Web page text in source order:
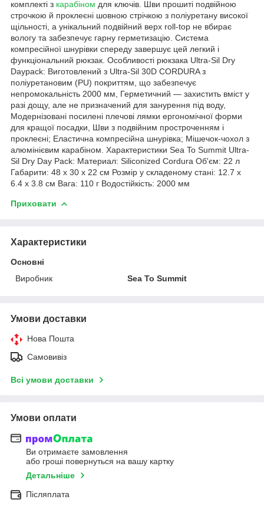
комплекті з карабіном для ключів. Шви прошиті подвійною
строчкою й проклеєні шовною стрічкою з поліуретану високої
щільності, а унікальний подвійний верх roll-top не вбирає
вологу та забезпечує гарну герметизацію. Система
компресійної шнурівки спереду завершує цей легкий і
функціональний рюкзак. Особливості рюкзака Ultra-Sil Dry
Daypack: Виготовлений з Ultra-Sil 30D CORDURA з
поліуретановим (PU) покриттям, що забезпечує
непромокальність 2000 мм, Герметичний — захистить вміст у
разі дощу, але не призначений для занурення під воду,
Модернізовані посилені плечові лямки ергономічної форми
для кращої посадки, Шви з подвійним простроченням і
проклеєні; Еластична компресійна шнурівка; Мішечок-чохол з
алюмінієвим карабіном. Характеристики Sea To Summit Ultra-
Sil Dry Day Pack: Материал: Siliconized Cordura Об'єм: 22 л
Габарити: 48 x 30 x 22 см Розмір у складеному стані: 12.7 x
6.4 x 3.8 см Вага: 110 г Водостійкість: 2000 мм
Приховати
Характеристики
Основні
Виробник
Sea To Summit
Умови доставки
Нова Пошта
Самовивіз
Всі умови доставки
Умови оплати
Ви отримаєте замовлення
або гроші повернуться на вашу картку
Детальніше
Післяплата